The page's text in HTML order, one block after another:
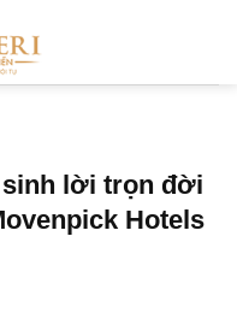
lời trọn đời
Hotels